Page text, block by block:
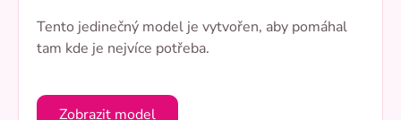
Tento jedinečný model je vytvořen, aby pomáhal
tam kde je nejvíce potřeba.
Zobrazit model